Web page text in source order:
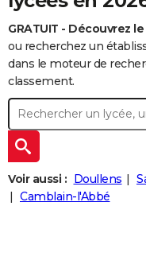
Retraite
Impôts
Epargne
Immobilier
Risques naturels par ville
Banque
Assurance
Crédit
AUTO
Essais
Réserver un essai
Citadines
Berlines
SUV
Forum auto
+
HIGH-TECH
BRICOLAGE
Forum
Aménagement intérieur
Extérieur
Cuisine
Salle de bains
Jardinage
Rangement
+WEEK-END
Guides de France
Escapades
Patrimoine
Expositions
Musées
Week-end nature
+
LIFESTYLE
Art de vivre
Bien-être
Loisirs
Mode
Modes de vie
SANTE
GRATUIT - Découvrez
ou recherchez un
dans le moteur de
classement.
Voir aussi : Doullens
Camblain-l'Abbé